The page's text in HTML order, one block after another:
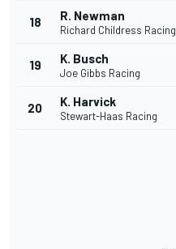
18 R. Newman
Richard Childress Racing
19 K. Busch
Joe Gibbs Racing
20 K. Harvick
Stewart-Haas Racing